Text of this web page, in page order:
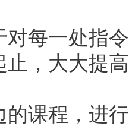
对每一处指
止，大大提
的课程，进